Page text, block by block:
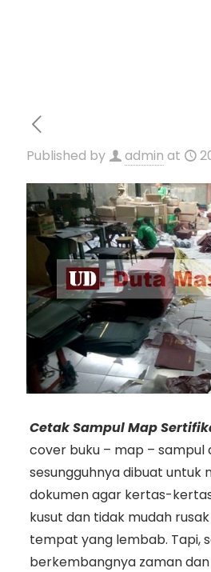
Published by admin at
Cetak Sampul Map
cover buku – map – sampul
sesungguhnya dibuat untuk
dokumen agar kertas-
kusut dan tidak mudah
tempat yang lembab. Tapi,
berkembangnya zaman dan